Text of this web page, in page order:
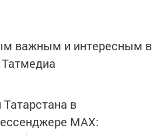
важным и интересным в
Татмедиа
в
MАХ: